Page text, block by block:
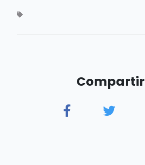
Compartir